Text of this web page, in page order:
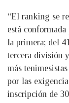
“El ranking se
está
la primera; del
tercera división
más
por las
inscripción de